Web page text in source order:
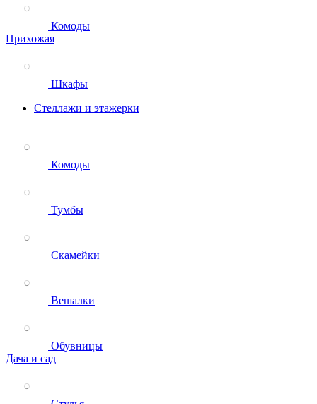
Комоды
Прихожая
Шкафы
Стеллажи и этажерки
Комоды
Тумбы
Скамейки
Вешалки
Обувницы
Дача и сад